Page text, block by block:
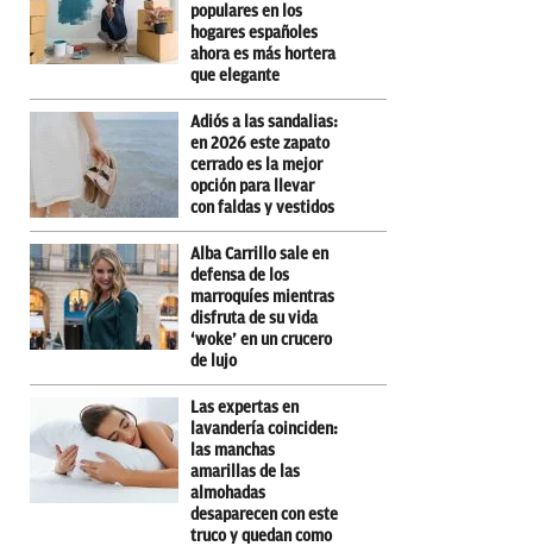
populares en los
hogares españoles
ahora es más hortera
que elegante
Adiós a las sandalias:
en 2026 este zapato
cerrado es la mejor
opción para llevar
con faldas y vestidos
Alba Carrillo sale en
defensa de los
marroquíes mientras
disfruta de su vida
‘woke’ en un crucero
de lujo
Las expertas en
lavandería coinciden:
las manchas
amarillas de las
almohadas
desaparecen con este
truco y quedan como